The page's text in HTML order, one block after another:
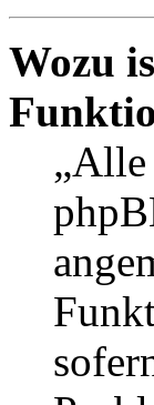
Wozu
„Alle